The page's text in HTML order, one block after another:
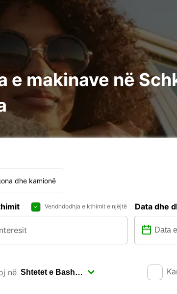
e makinave në
dhe kamionë
Vendndodhja e kthimit e njëjtë Data dhe
në